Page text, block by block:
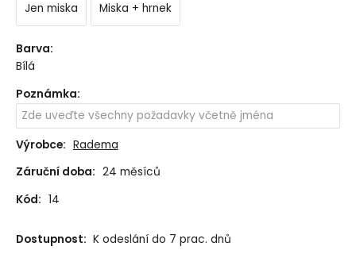
Jen miska
Miska + hrnek
Barva:
Bílá
Poznámka:
Výrobce: Radema
Záruční doba: 24 měsíců
Kód: 14
Dostupnost: K odeslání do 7 prac. dnů